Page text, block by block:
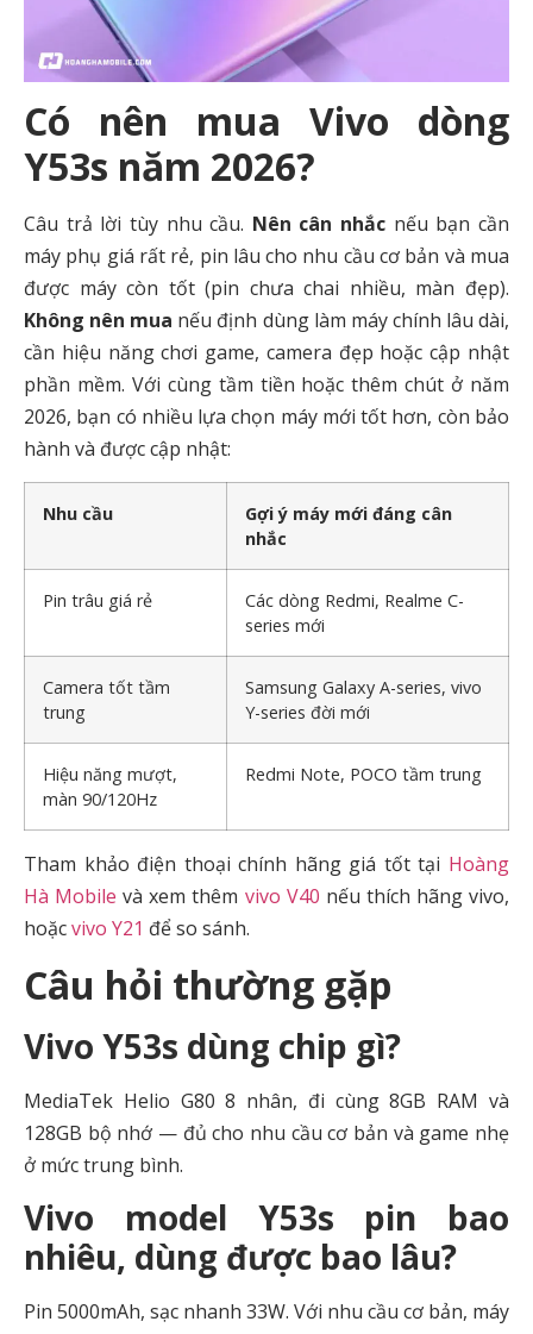
Có nên mua Vivo dòng
Y53s năm 2026?
Câu trả lời tùy nhu cầu. Nên cân nhắc nếu bạn cần
máy phụ giá rất rẻ, pin lâu cho nhu cầu cơ bản và mua
được máy còn tốt (pin chưa chai nhiều, màn đẹp).
Không nên mua nếu định dùng làm máy chính lâu dài,
cần hiệu năng chơi game, camera đẹp hoặc cập nhật
phần mềm. Với cùng tầm tiền hoặc thêm chút ở năm
2026, bạn có nhiều lựa chọn máy mới tốt hơn, còn bảo
hành và được cập nhật:
Nhu cầu
Gợi ý máy mới đáng cân
nhắc
Pin trâu giá rẻ
Các dòng Redmi, Realme C-
series mới
Camera tốt tầm
trung
Samsung Galaxy A-series, vivo
Y-series đời mới
Hiệu năng mượt,
màn 90/120Hz
Redmi Note, POCO tầm trung
Tham khảo điện thoại chính hãng giá tốt tại Hoàng
Hà Mobile và xem thêm vivo V40 nếu thích hãng vivo,
hoặcvivo Y21 để so sánh.
Câu hỏi thường gặp
Vivo Y53s dùng chip gì?
MediaTek Helio G80 8 nhân, đi cùng 8GB RAM và
128GB bộ nhớ — đủ cho nhu cầu cơ bản và game nhẹ
ở mức trung bình.
Vivo model Y53s pin bao
nhiêu, dùng được bao lâu?
Pin 5000mAh, sạc nhanh 33W. Với nhu cầu cơ bản, máy